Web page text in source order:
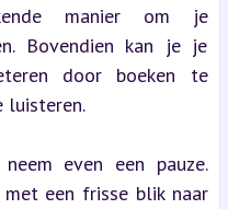
manier om je
Bovendien kan je je
door boeken te
luisteren.
even een pauze.
een frisse blik naar